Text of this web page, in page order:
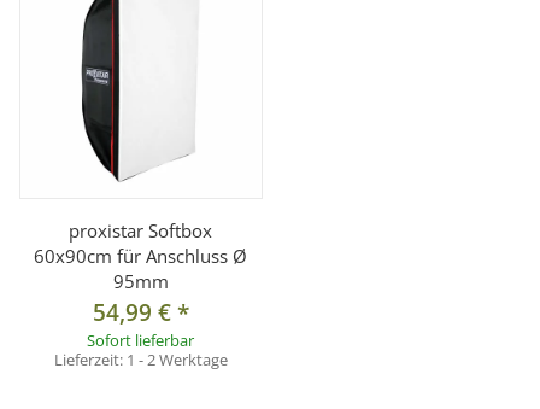
proxistar Softbox
60x90cm für Anschluss Ø
95mm
54,99 €*
Sofort lieferbar
Lieferzeit: 1 - 2 Werktage